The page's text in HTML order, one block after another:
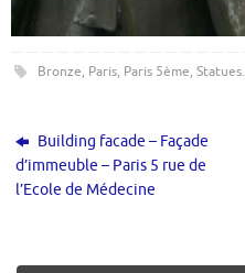
Bronze, Paris, Paris 5ème, Statues.
Building facade – Façade
d’immeuble – Paris 5 rue de
l’Ecole de Médecine